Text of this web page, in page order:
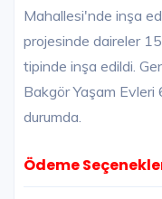
Mahallesi'nde inşa
projesinde daireler
tipinde inşa edildi.
Bakgör Yaşam Evleri
durumda.
Ödeme